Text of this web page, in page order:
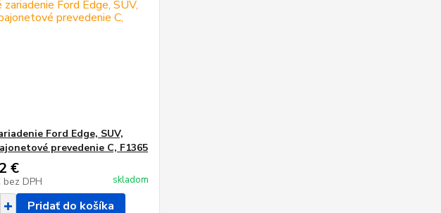
Ford Edge, SUV,
prevedenie C, F1365
€
bez DPH skladom
Pridať do košíka